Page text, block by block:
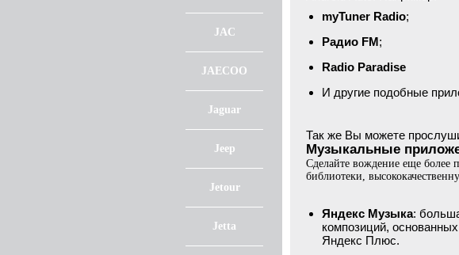
JAC
JAECOO
Jaguar
Jeep
Jetour
Jetta
myTuner Radio;
Радио FM;
Radio Paradise
И другие подобные
Так же Вы можете
Музыкальные
Сделайте вождение еще
библиотеки,
Яндекс Музыка:
композиций,
Яндекс Плюс.